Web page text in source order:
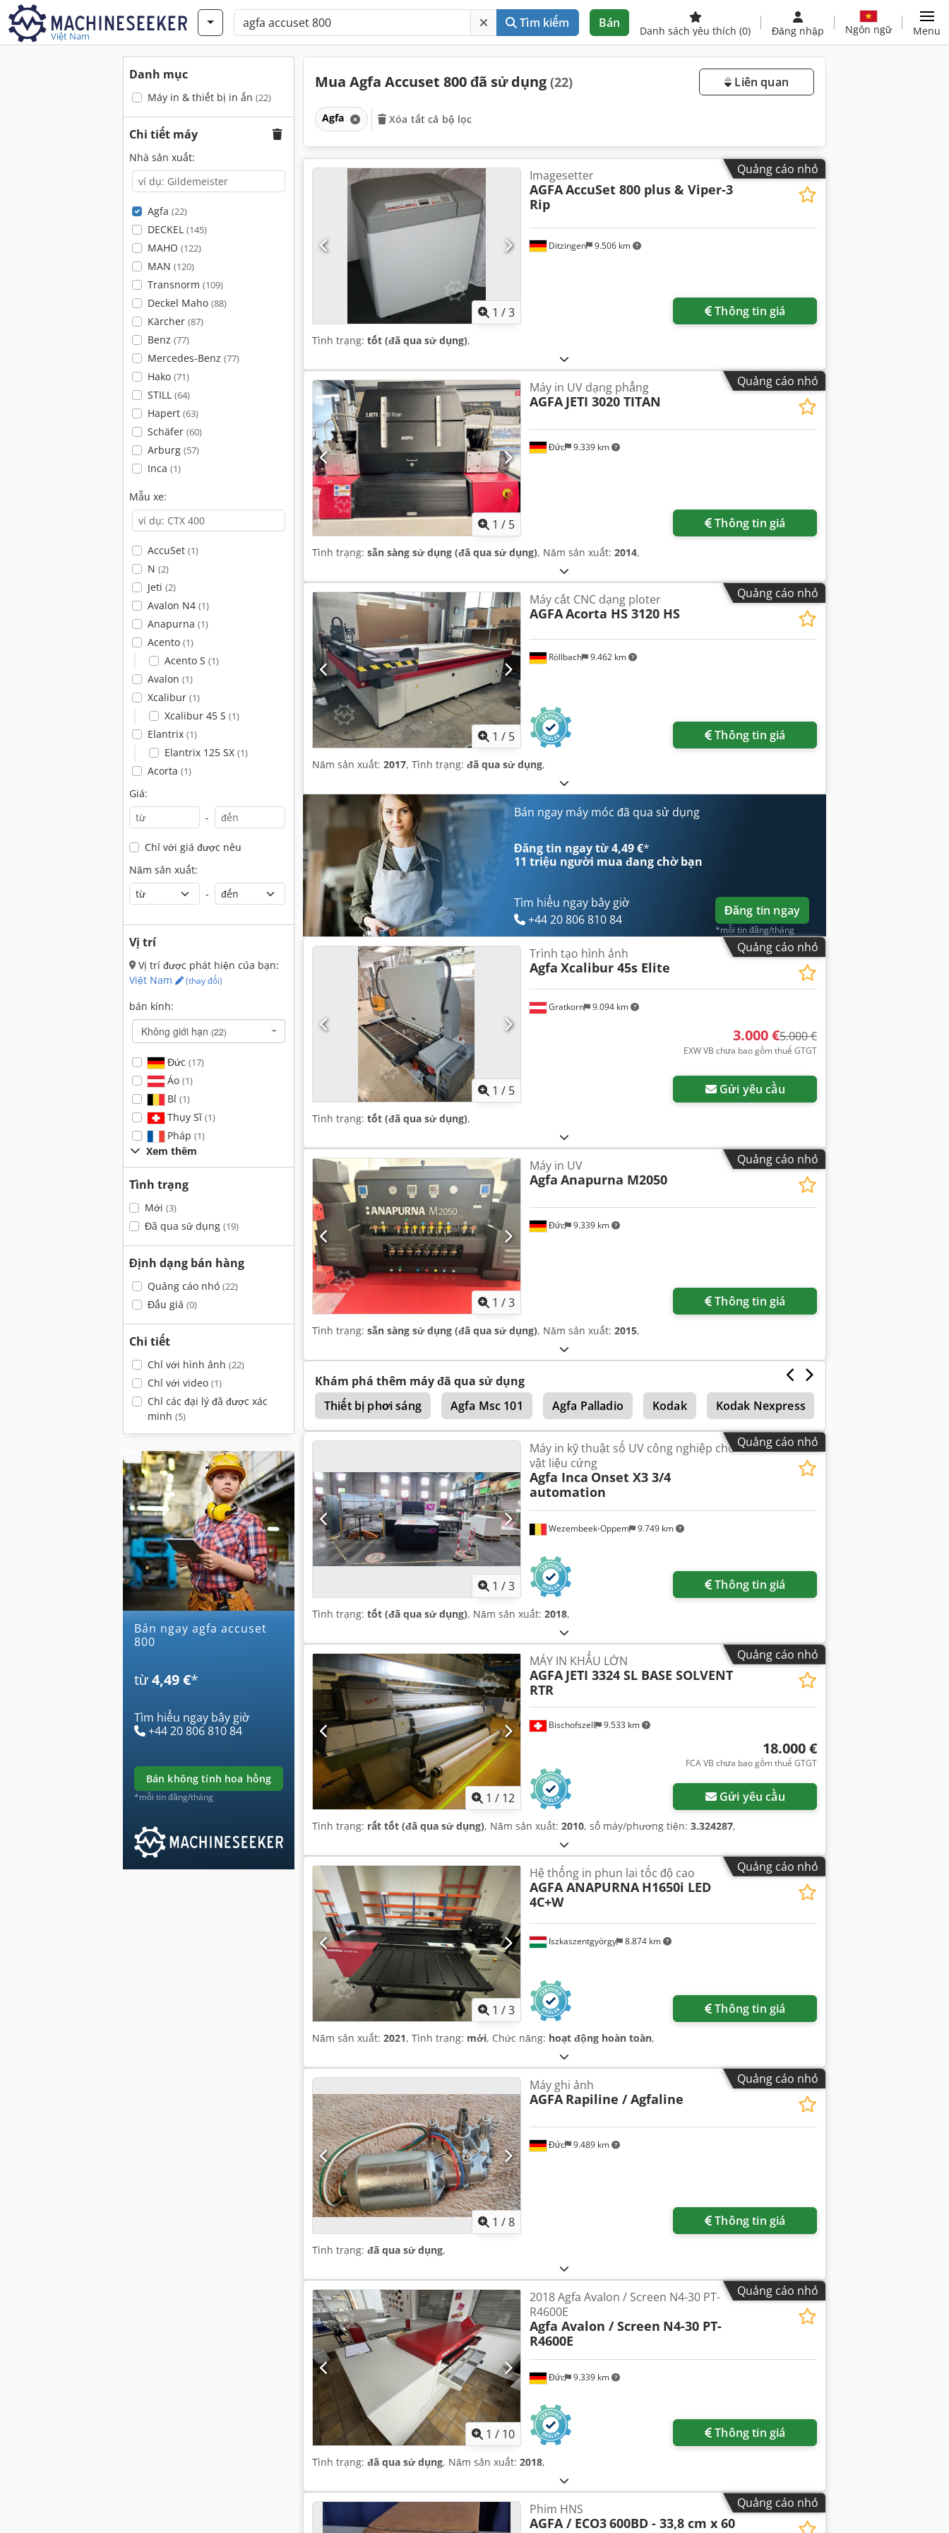
Việt Nam
Tìm kiếm Bán
Danh sách yêu thích (0) Đăng nhập Ngôn ngữ Menu
Danh mục
Máy in & thiết bị in ấn (22)
Chi tiết máy
Nhà sản xuất:
Agfa (22)
DECKEL (145)
MAHO (122)
MAN (120)
Transnorm (109)
Deckel Maho (88)
Kärcher (87)
Benz (77)
Mercedes-Benz (77)
Hako (71)
STILL (64)
Hapert (63)
Schäfer (60)
Arburg (57)
Inca (1)
Mẫu xe:
AccuSet (1)
N (2)
Jeti (2)
Avalon N4 (1)
Anapurna (1)
Acento (1)
Acento S (1)
Avalon (1)
Xcalibur (1)
Xcalibur 45 S (1)
Elantrix (1)
Elantrix 125 SX (1)
Acorta (1)
Giá:
-
Chỉ với giá được nêu
Năm sản xuất:
-
Vị trí
Vị trí được phát hiện của bạn:
Việt Nam
(thay đổi)
bán kính:
Không giới hạn (22)
Đức (17)
Áo (1)
Bỉ (1)
Thụy Sĩ(1)
Pháp (1)
Xem thêm
Tình trạng
Mới (3)
Đã qua sử dụng (19)
Định dạng bán hàng
Quảng cáo nhỏ (22)
Đấu giá (0)
Chi tiết
Chỉ với hình ảnh (22)
Chỉ với video (1)
Chỉ các đại lý đã được xác
minh (5)
Bán ngay agfa accuset
800
từ4,49 €*
Tìm hiểu ngay bây giờ
+44 20 806 810 84
bán không tính hoa hồng
*mỗi tin đăng/tháng
Mua Agfa Accuset 800 đã sử dụng (22) Liên quan
Agfa Xóa tất cả bộ lọc
Quảng cáo nhỏ
1 /3
Ditzingen 9.506 km
Imagesetter
AGFAAccuSet 800 plus & Viper-3
Rip
Thông tin giá
Tình trạng: tốt (đã qua sử dụng),
Quảng cáo nhỏ
1 / 5
Đức 9.339 km
Máy in UV dạng phẳng
AGFA JETI 3020 TITAN
Thông tin giá
Tình trạng: sẵn sàng sử dụng (đã qua sử dụng), Năm sản xuất: 2014,
Quảng cáo nhỏ
1 / 5
Röllbach 9.462 km
Máy cắt CNC dạng ploter
AGFAAcorta HS 3120 HS
Thông tin giá
Năm sản xuất: 2017, Tình trạng: đã qua sử dụng,
Bán ngay máy móc đã qua sử dụng
Đăng tin ngay từ 4,49 €*
11 triệu người mua đang chờ bạn
Tìm hiểu ngay bây giờ
+44 20 806 810 84
Đăng tin ngay
*mỗi tin đăng/tháng
Quảng cáo nhỏ
1 / 5
Gratkorn 9.094 km
Trình tạo hình ảnh
Agfa Xcalibur 45s Elite
3.000 €5.000 €
EXW VB chưa bao gồm thuế GTGT
Gửi yêu cầu
Tình trạng: tốt (đã qua sử dụng),
Quảng cáo nhỏ
1 /3
Đức 9.339 km
Máy in UV
Agfa Anapurna M2050
Thông tin giá
Tình trạng: sẵn sàng sử dụng (đã qua sử dụng), Năm sản xuất: 2015,
Khám phá thêm máy đã qua sử dụng
Thiết bị phơi sáng
Agfa Msc 101 Agfa Palladio Kodak Kodak Nexpress
Máy In Kỹ Thuật Số Vô Tận Konica Canon
Quảng cáo nhỏ
1 /3
Wezembeek-Oppem 9.749 km
Máy in kỹ thuật số UV công nghiệp cho
vật liệu cứng
Agfa Inca Onset X3 3/4
automation
Thông tin giá
Tình trạng: tốt (đã qua sử dụng), Năm sản xuất: 2018,
Quảng cáo nhỏ
1 / 12
Bischofszell 9.533 km
MÁY IN KHẨU LỚN
AGFA JETI 3324 SL BASE SOLVENT
RTR
18.000 €
FCA VB chưa bao gồm thuế GTGT
Gửi yêu cầu
Tình trạng: rất tốt (đã qua sử dụng), Năm sản xuất: 2010, số máy/phương tiện: 3.324287,
Quảng cáo nhỏ
1 /3
Iszkaszentgyörgy 8.874 km
Hệ thống in phun lai tốc độ cao
AGFA ANAPURNA H1650i LED
4C+W
Thông tin giá
Năm sản xuất: 2021, Tình trạng: mới, Chức năng: hoạt động hoàn toàn,
Quảng cáo nhỏ
1 /8
Đức 9.489 km
Máy ghi ảnh
AGFA Rapiline / Agfaline
Thông tin giá
Tình trạng: đã qua sử dụng,
Quảng cáo nhỏ
1 / 10
Đức 9.339 km
2018 Agfa Avalon / Screen N4-30 PT-
R4600E
Agfa Avalon / Screen N4-30 PT-
R4600E
Thông tin giá
Tình trạng: đã qua sử dụng, Năm sản xuất: 2018,
Quảng cáo nhỏ
Phim HNS
AGFA / ECO3600BD - 33,8 cm x 60